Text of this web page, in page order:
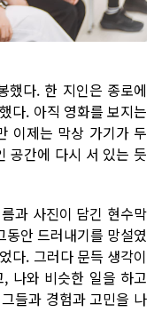
했다. 한 지인은 종로에
다. 아직 영화를 보지는
이제는 막상 가기가 두
공간에 다시 서 있는 듯
과 사진이 담긴 현수막
안 드러내기를 망설였
다. 그러다 문득 생각이
나와 비슷한 일을 하고
들과 경험과 고민을 나